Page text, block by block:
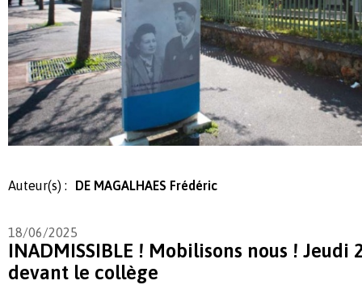
Auteur(s) : DE MAGALHAES Frédéric
18/06/2025
INADMISSIBLE ! Mobilisons nous ! Jeudi
devant le collège